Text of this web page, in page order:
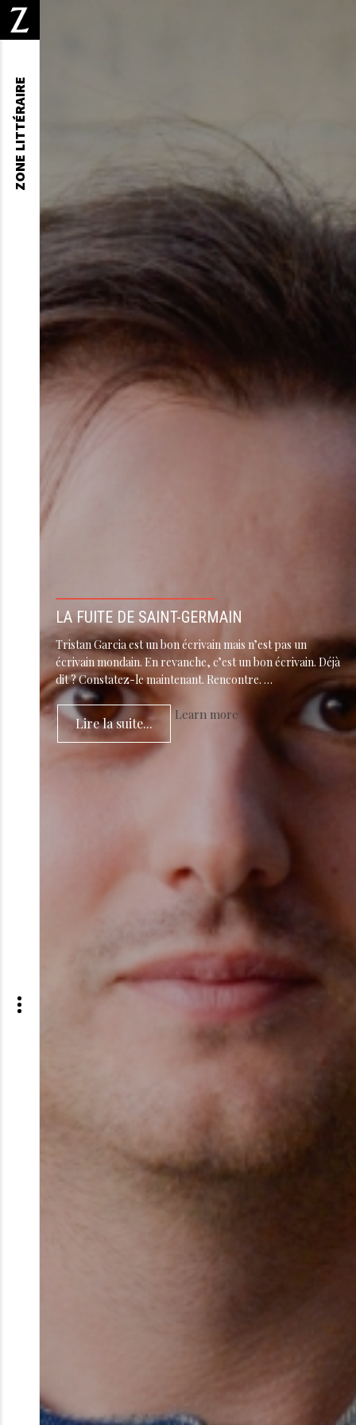
LA FUITE DE SAINT-GERMAIN
Tristan Garcia est un bon écrivain mais n’est pas un
écrivain mondain. En revanche, c’est un bon écrivain. Déjà
dit ? Constatez-le maintenant. Rencontre. …
Lire la suite...
Learn more
ZONE LITTÉRAIRE